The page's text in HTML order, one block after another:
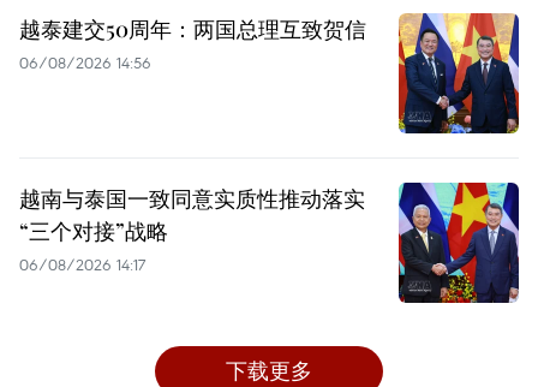
越泰建交50周年：两国总理互致贺信
06/08/2026 14:56
越南与泰国一致同意实质性推动落实
“三个对接”战略
06/08/2026 14:17
下载更多